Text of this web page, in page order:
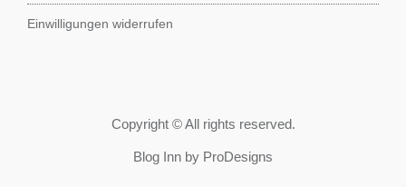
Einwilligungen widerrufen
Copyright © All rights reserved.
Blog Inn by ProDesigns